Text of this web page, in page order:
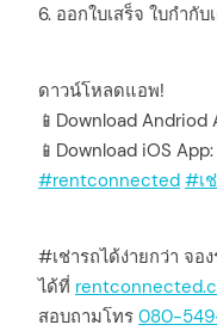
6. ออกใบเสร็จ ใบกำกั
ดาวน์โหลดแอพ!
📱Download Andriod
📱Download iOS App:
#rentconnected #เ
#เช่ารถได้ง่ายกว่า จอ
ได้ที่
สอบถามโทร 080-